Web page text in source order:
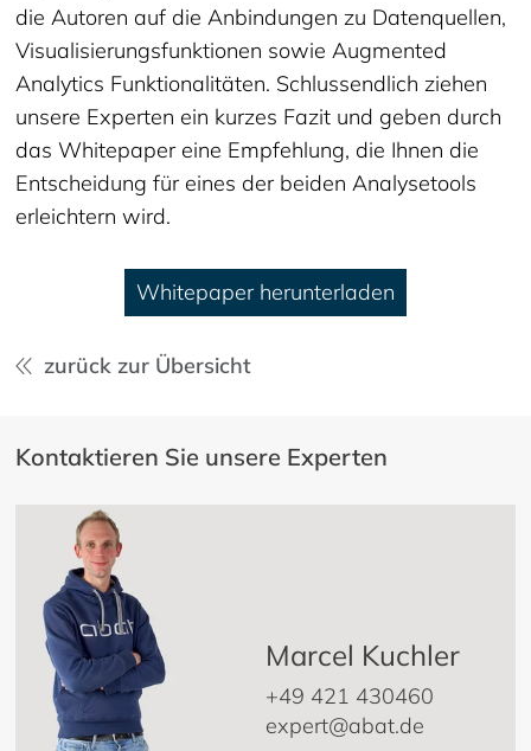
die Autoren auf die Anbindungen zu Datenquellen,
Visualisierungsfunktionen sowie Augmented
Analytics Funktionalitäten. Schlussendlich ziehen
unsere Experten ein kurzes Fazit und geben durch
das Whitepaper eine Empfehlung, die Ihnen die
Entscheidung für eines der beiden Analysetools
erleichtern wird.
Whitepaper herunterladen
zurück zur Übersicht
Kontaktieren Sie unsere Experten
Marcel Kuchler
+49 421 430460
expert@abat.de